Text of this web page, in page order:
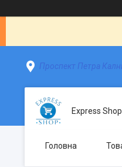
Проспект Петра
Express Shop
Головна